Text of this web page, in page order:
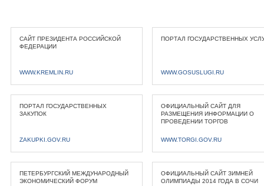
САЙТ ПРЕЗИДЕНТА РОССИЙСКОЙ
ФЕДЕРАЦИИ
WWW.KREMLIN.RU
ПОРТАЛ ГОСУДАРСТВЕННЫХ
WWW.GOSUSLUGI.RU
ПОРТАЛ ГОСУДАРСТВЕННЫХ
ЗАКУПОК
ZAKUPKI.GOV.RU
ОФИЦИАЛЬНЫЙ САЙТ ДЛЯ
РАЗМЕЩЕНИЯ ИНФОРМАЦИИ О
ПРОВЕДЕНИИ ТОРГОВ
WWW.TORGI.GOV.RU
ПЕТЕРБУРГСКИЙ МЕЖДУНАРОДНЫЙ
ЭКОНОМИЧЕСКИЙ ФОРУМ
ОФИЦИАЛЬНЫЙ САЙТ ЗИМНЕЙ
ОЛИМПИАДЫ 2014 ГОДА В СОЧИ